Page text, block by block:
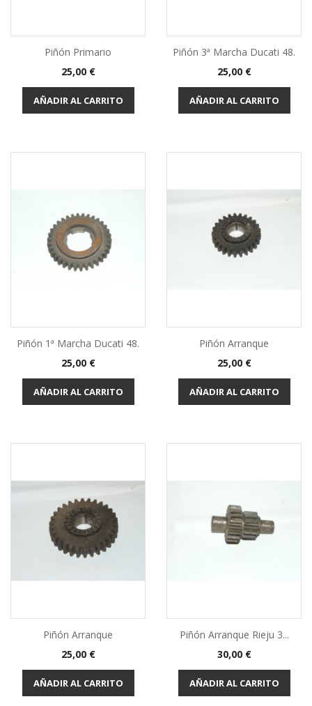
Piñón Primario
Precio
25,00 €
AÑADIR AL CARRITO
Piñón 3ª Marcha Ducati 48.
Precio
25,00 €
AÑADIR AL CARRITO
Piñón 1ª Marcha Ducati 48.
Precio
25,00 €
AÑADIR AL CARRITO
Piñón Arranque
Precio
25,00 €
AÑADIR AL CARRITO
Piñón Arranque
Precio
25,00 €
AÑADIR AL CARRITO
Piñón Arranque Rieju 3...
Precio
30,00 €
AÑADIR AL CARRITO